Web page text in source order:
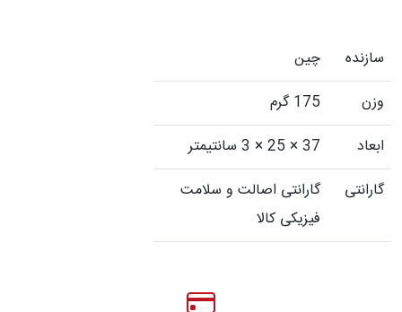
سازنده
چین
وزن
175 گرم
ابعاد
37 × 25 × 3 سانتیمتر
گارانتی
گارانتی اصالت و سلامت
فیزیکی کالا